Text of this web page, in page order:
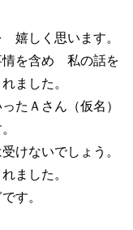
嬉しく思います。
情を含め 私の話を
ました。
たＡさん（仮名）
けないでしょう。
ました。
す。